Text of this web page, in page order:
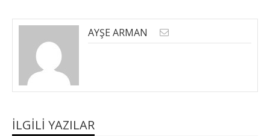
AYŞE ARMAN
İLGILI YAZILAR